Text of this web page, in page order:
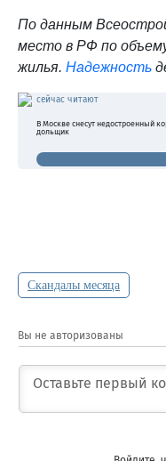
По данным
место в РФ по
жилья. Надежность
сейчас читают
В Москве снесут недостроенный
дольщик
Скандалы месяца
Вы не авторизованы